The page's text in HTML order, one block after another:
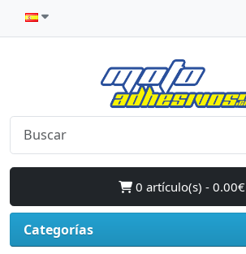
0 artículo(s) - 0.00€
Categorías